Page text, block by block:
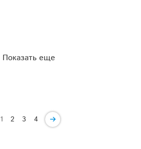
Показать еще
1 2 3 4